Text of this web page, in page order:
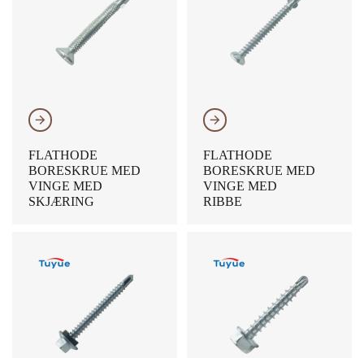
𐃔
FLATHODE
BORESKRUE MED
VINGE MED
SKJÆRING
𐃔
FLATHODE
BORESKRUE MED
VINGE MED
RIBBE